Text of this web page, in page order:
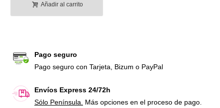
Añadir al carrito
Pago seguro
Pago seguro con Tarjeta, Bizum o PayPal
Envíos Express 24/72h
Sólo Península.
Más opciones en el proceso de pago.